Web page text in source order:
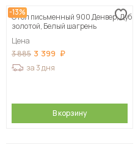
-13%
Стол письменный 900 Денвер, Дуб
золотой, Белый шагрень
Цена
3 885 3 399
за 3 дня
В корзину